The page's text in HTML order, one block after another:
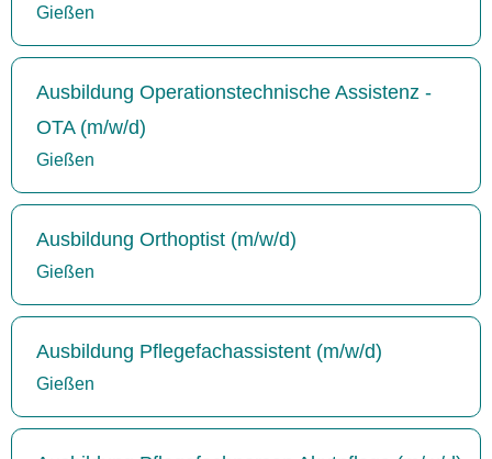
Gießen
Ausbildung Operationstechnische Assistenz -
OTA (m/w/d)
Gießen
Ausbildung Orthoptist (m/w/d)
Gießen
Ausbildung Pflegefachassistent (m/w/d)
Gießen